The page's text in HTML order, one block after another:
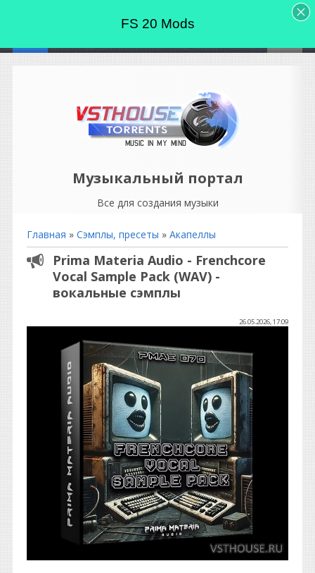
Музыкальный портал
Все для создания музыки
Главная » Сэмплы, пресеты » Акапеллы
Prima Materia Audio - Frenchcore
Vocal Sample Pack (WAV) -
вокальные сэмплы
26.05.2026, 17:09
FS 20 Mods